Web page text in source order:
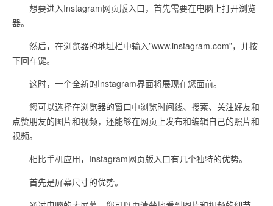
想要进入Instagram网页版入口，首先需要在电脑上打开浏览
器。
然后，在浏览器的地址栏中输入”www.instagram.com”，并按
下回车键。
这时，一个全新的Instagram界面将展现在您面前。
您可以选择在浏览器的窗口中浏览时间线、搜索、关注好友和
点赞朋友的图片和视频，还能够在网页上发布和编辑自己的照片和
视频。
相比手机应用，Instagram网页版入口有几个独特的优势。
首先是屏幕尺寸的优势。